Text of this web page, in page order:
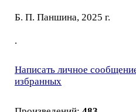
Б. П. Паншина, 2025 г.
.
Написать личное
избранных